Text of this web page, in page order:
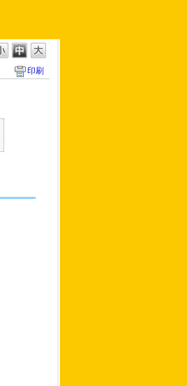
印刷